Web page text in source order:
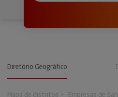
Diretório Geográfico
Mapa de distritos Empresas de